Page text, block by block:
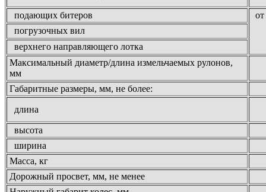
подающих битеров
погрузочных вил
верхнего направляющего лотка
Максимальный диаметр/длина измельчаемых рулонов,
мм
Габаритные размеры, мм, не более:
длина
высота
ширина
Масса, кг
Дорожный просвет, мм, не менее